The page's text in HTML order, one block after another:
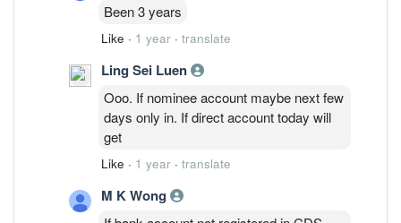
Been 3 years
Like · 1 year · translate
Ling Sei Luen
Ooo. If nominee account maybe next few
days only in. If direct account today will
get
Like · 1 year · translate
M K Wong